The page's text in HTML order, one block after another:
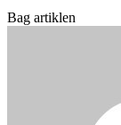
Bag artiklen